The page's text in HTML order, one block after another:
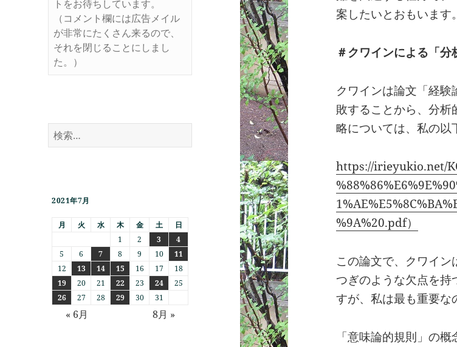
トをお待ちしています。
（コメント欄には広告メイル
が非常にたくさん来るので、
それを閉じることにしまし
た。）
検
索:
2021年7月
月 火 水 木 金 土
日
1
2 3
4
5
6 7 8 9 10
11
12
13 14 15 16 17
18
19
20 21 22 23 24
25
26
27 28 29 30 31
« 6月 8月 »
案したいとおもいます。
＃クワインによる「
クワインは論文「経
敗することから、分
略については、私の以
https://irieyukio.net/
%9A%20.pdf）
この論文で、クワイ
つぎのような欠点を
すが、私は最も重要な
「意味論的規則」の